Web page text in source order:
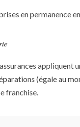
en permanence
appliquent
(égale au
franchise.